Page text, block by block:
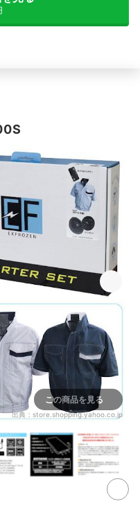
この商品を見る
出典： store.shopping.yahoo.co.jp